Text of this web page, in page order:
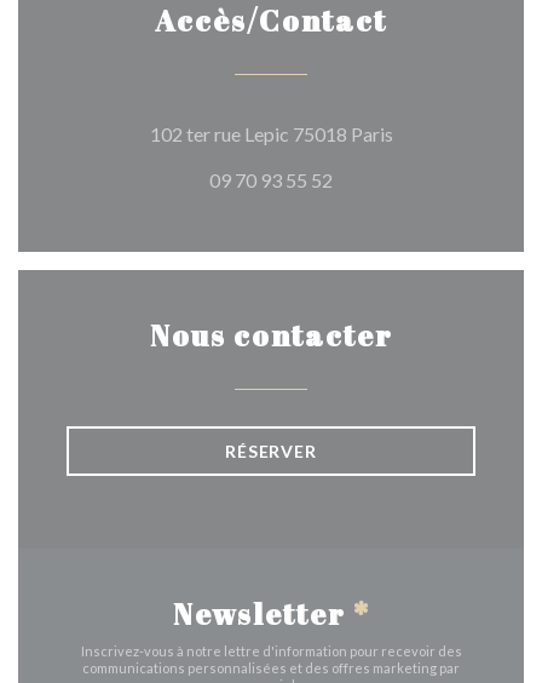
Accès/Contact
102 ter rue Lepic 75018 Paris((ouvre une
09 70 93 55 52
Nous contacter
RÉSERVER
Newsletter *
Inscrivez-vous à notre lettre d'information pour recevoir des
communications personnalisées et des offres marketing par